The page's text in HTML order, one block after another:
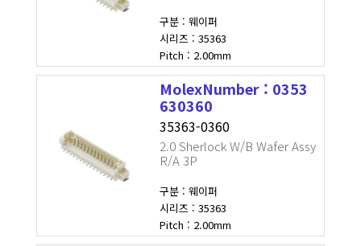
구분 : 웨이퍼
시리즈 : 35363
Pitch : 2.00mm
MolexNumber : 0353
630360
35363-0360
2.0 Sherlock W/B Wafer Assy
R/A 3P
구분 : 웨이퍼
시리즈 : 35363
Pitch : 2.00mm